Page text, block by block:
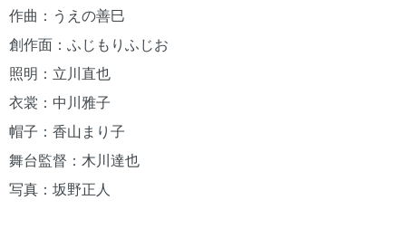
作曲：うえの善巳
創作面：ふじもりふじお
照明：立川直也
衣裳：中川雅子
帽子：香山まり子
舞台監督：木川達也
写真：坂野正人